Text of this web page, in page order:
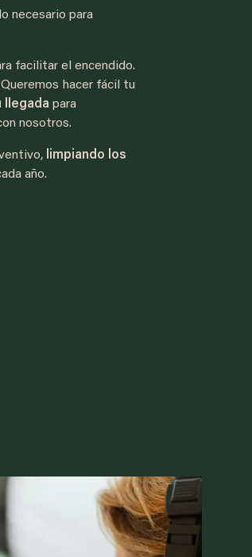
necesario para
facilitar el encendido.
hacer fácil tu
llegada para
nosotros.
limpiando los
año.